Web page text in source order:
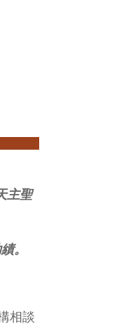
主聖
。
相談